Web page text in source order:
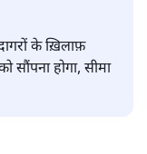
के ख़िलाफ़
सौंपना होगा, सीमा